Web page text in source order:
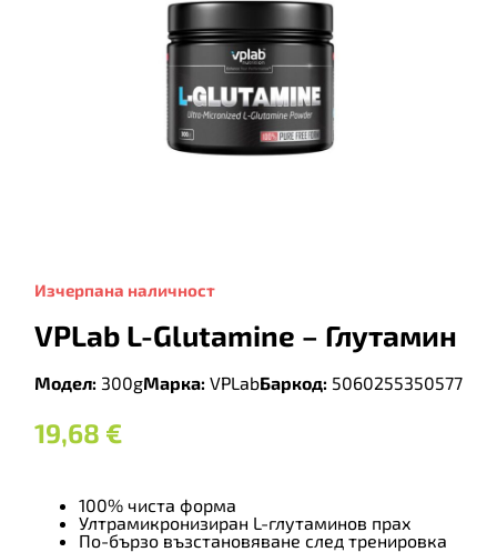
Изчерпана наличност
VPLab L-Glutamine – Глутамин
Модел: 300gМарка: VPLabБаркод: 5060255350577
19,68 €
100% чиста форма
Ултрамикронизиран L-глутаминов прах
По-бързо възстановяване след тренировка